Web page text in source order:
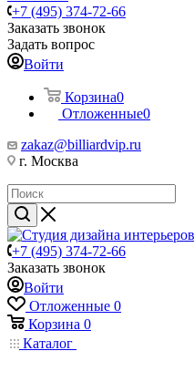
+7 (495) 374-72-66
Заказать звонок
Задать вопрос
Войти
Корзина0
Отложенные0
zakaz@billiardvip.ru
г. Москва
+7 (495) 374-72-66
Заказать звонок
Войти
Отложенные 0
Корзина 0
Каталог